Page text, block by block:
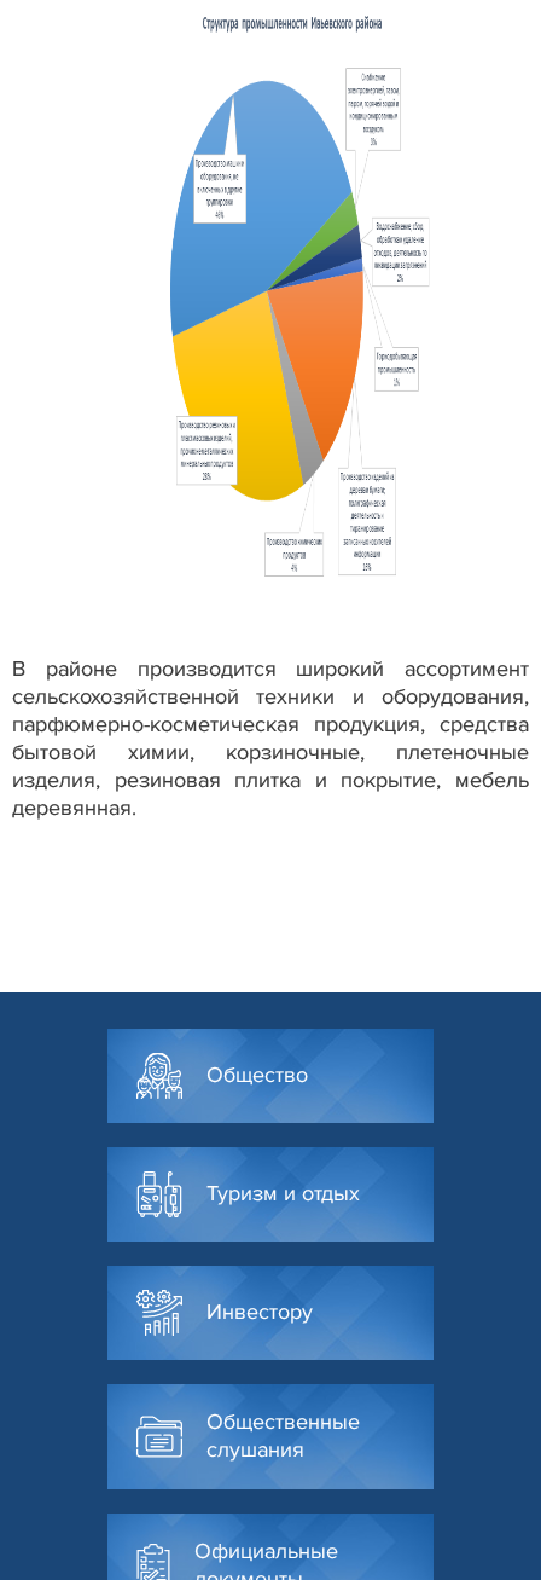
В районе производится широкий ассортимент
сельскохозяйственной техники и оборудования,
парфюмерно-косметическая продукция, средства
бытовой химии, корзиночные, плетеночные
изделия, резиновая плитка и покрытие, мебель
деревянная.
Общество
Туризм и отдых
Инвестору
Общественные
слушания
Официальные